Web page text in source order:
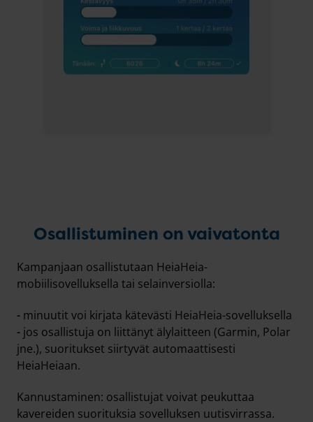
Osallistuminen on vaivatonta
Kampanjaan osallistutaan HeiaHeia-
mobiilisovelluksella tai selainversiolla:
- minuutit voi kirjata kätevästi HeiaHeia-sovelluksella
- jos osallistuja on liittänyt älylaitteen (Garmin, Polar
jne.), suoritukset siirtyvät automaattisesti
HeiaHeiaan.
Kannustaminen: osallistujat voivat peukuttaa
kavereiden suorituksia sovelluksen uutisvirrassa.